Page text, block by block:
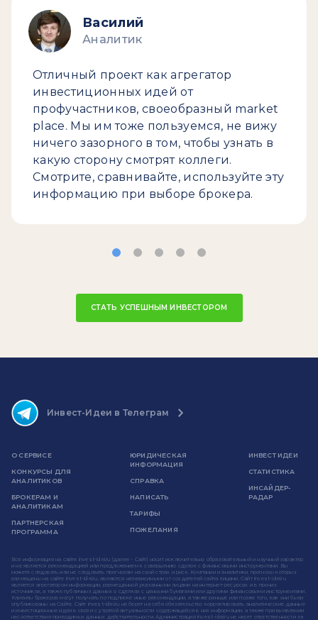
Василий
Аналитик
Отличный проект как агрегатор
инвестиционных идей от
профучастников, своеобразный market
place. Мы им тоже пользуемся, не вижу
ничего зазорного в том, чтобы узнать в
какую сторону смотрят коллеги.
Смотрите, сравнивайте, используйте эту
информацию при выборе брокера.
СТАТЬ УСПЕШНЫМ ИНВЕСТОРОМ
Инвест-Идеи в Телеграм
О СЕРВИСЕ
КОНКУРСЫ ДЛЯ
АНАЛИТИКОВ
БРОКЕРАМ И
АНАЛИТИКАМ
ПАРТНЕРСКАЯ
ПРОГРАММА
ЮРИДИЧЕСКАЯ
ИНФОРМАЦИЯ
СПРАВКА
НАПИСАТЬ
ТАРИФЫ
ПОЖЕЛАНИЯ
ИНВЕСТ ИДЕИ
СТАТИСТИКА
ИНСАЙДЕР-
РАДАР
Вся информация на сайте invest-idei.ru (далее - Сайт) носит исключительно образовательный и научный характер
и не является рекомендацией или предложением к совершению сделок с финансовыми инструментами. Вы
можете следовать или не следовать прогнозам на свой страх и риск. Компании и аналитики, прогнозы которых
размещены на сайте invest-idei.ru, являются независимыми от создателей сайта лицами. Сайт invest-idei.ru
является агрегатором информации, размещенной указанными лицами на интернет-ресурсах и в прочих
источниках, а также публичных данных о сделках с ценными бумагами или другими финансовыми инструментами.
Клиенты брокеров могут получать по подписке иные рекомендации, а также раньше или позже того, как они были
опубликованы на Сайте. Сайт invest-idei.ru не берет на себя обязательство корректировать аналитические данные
и инвестиционные идеи в связи с утратой актуальности содержащейся в них информации, а также при выявлении
несоответствия приводимых данных действительности. Администрация invest-idei.ru не несет ответственности за